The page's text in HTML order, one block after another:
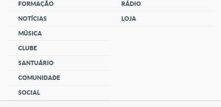
FORMAÇÃO
NOTÍCIAS
MÚSICA
CLUBE
SANTUÁRIO
COMUNIDADE
SOCIAL
RÁDIO
LOJA